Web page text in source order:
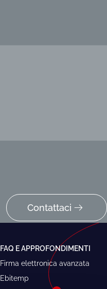
Contattaci
FAQ E APPROFONDIMENTI
Firma elettronica avanzata
Ebitemp